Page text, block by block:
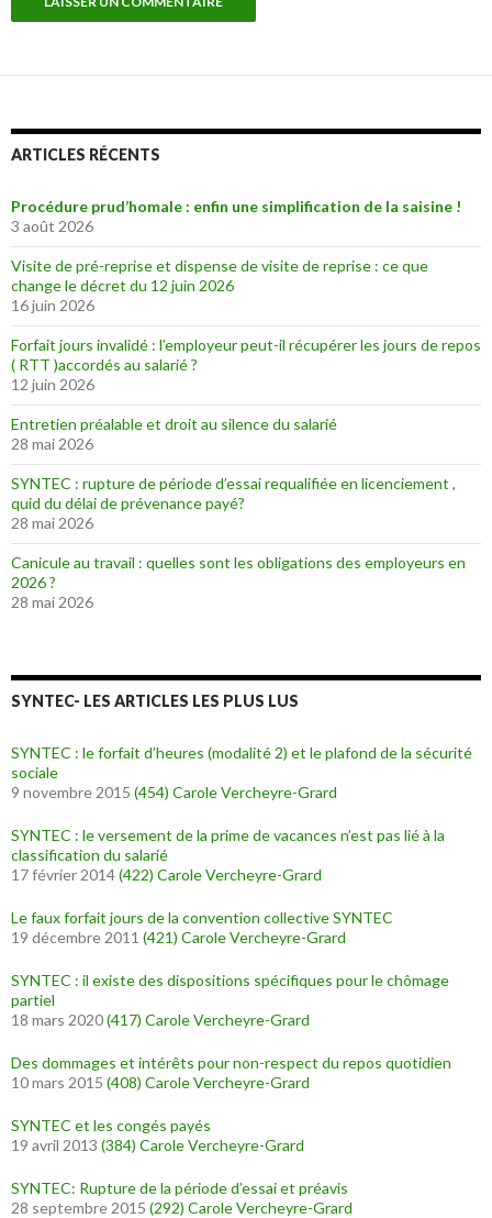
ARTICLES RÉCENTS
Procédure prud’homale : enfin une simplification de la saisine !
3 août 2026
Visite de pré-reprise et dispense de visite de reprise : ce que
change le décret du 12 juin 2026
16 juin 2026
Forfait jours invalidé : l’employeur peut-il récupérer les jours de repos
( RTT )accordés au salarié ?
12 juin 2026
Entretien préalable et droit au silence du salarié
28 mai 2026
SYNTEC : rupture de période d’essai requalifiée en licenciement ,
quid du délai de prévenance payé?
28 mai 2026
Canicule au travail : quelles sont les obligations des employeurs en
2026 ?
28 mai 2026
SYNTEC- LES ARTICLES LES PLUS LUS
SYNTEC : le forfait d’heures (modalité 2) et le plafond de la sécurité
sociale
9 novembre 2015 (454) Carole Vercheyre-Grard
SYNTEC : le versement de la prime de vacances n’est pas lié à la
classification du salarié
17 février 2014(422) Carole Vercheyre-Grard
Le faux forfait jours de la convention collective SYNTEC
19 décembre 2011 (421) Carole Vercheyre-Grard
SYNTEC : il existe des dispositions spécifiques pour le chômage
partiel
18 mars 2020(417) Carole Vercheyre-Grard
Des dommages et intérêts pour non-respect du repos quotidien
10 mars 2015 (408) Carole Vercheyre-Grard
SYNTEC et les congés payés
19 avril 2013 (384) Carole Vercheyre-Grard
SYNTEC: Rupture de la période d’essai et préavis
28 septembre 2015 (292) Carole Vercheyre-Grard